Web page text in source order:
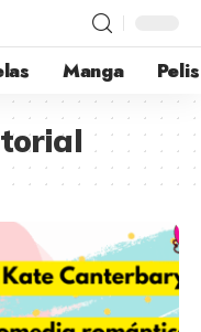
Manga Pelis